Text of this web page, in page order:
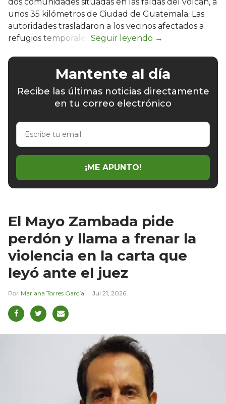
unos 35 kilómetros de Ciudad de Guatemala. Las
autoridades trasladaron a los vecinos afectados a
refugios temporales.
Mantente al día
Recibe las últimas noticias directamente
en tu correo electrónico
Escribe
email
¡ME APUNTO!
El Mayo Zambada pide
perdón y llama a frenar la
violencia en la carta que
leyó ante el juez
Mariana Torres García Jul 21, 2026